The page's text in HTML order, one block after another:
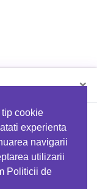
cookie
experienta
navigarii
utilizarii
Politicii de
×
codul